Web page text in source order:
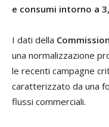
e consumi intorno a
I dati della
una normalizzazione
le recenti campagne
caratterizzato da una
flussi commerciali.